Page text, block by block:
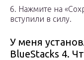
6. Нажмите на
вступили в силу.
У меня
BlueStacks 4.